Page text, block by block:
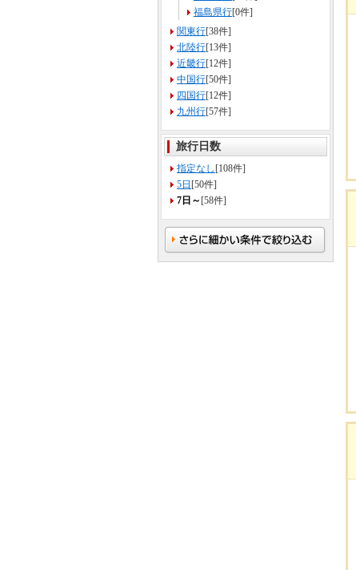
福島県行[0件]
関東行[38件]
北陸行[13件]
近畿行[12件]
中国行[50件]
四国行[12件]
九州行[57件]
旅行日数
指定なし [108件]
5日 [50件]
7日～ [58件]